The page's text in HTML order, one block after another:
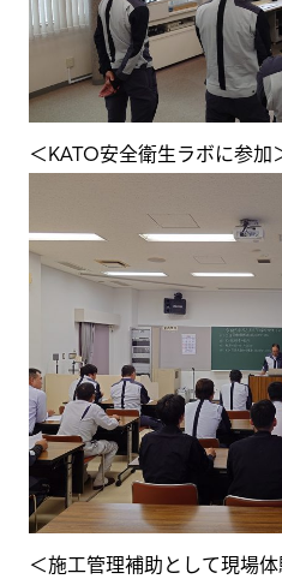
＜KATO安全衛生ラボに参加
＜施工管理補助として現場体